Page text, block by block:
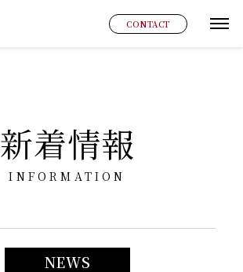
CONTACT グ
新着情報
INFORMATION
NEWS